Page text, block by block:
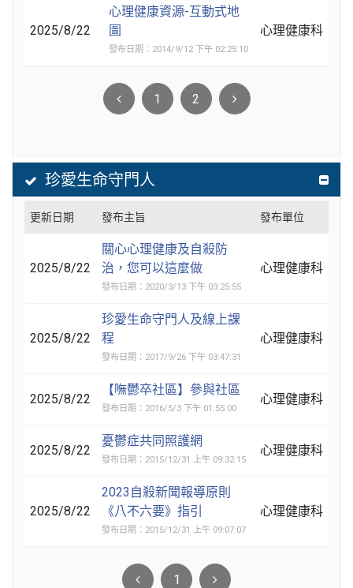
2025/8/22
心理健康資源-互動式地
圖
發布日期：2014/9/12 下午 02:25:10
心理健康科
1 2
珍愛生命守門人
更新日期 發布主旨 發布單位
2025/8/22
關心心理健康及自殺防
治，您可以這麼做
發布日期：2020/3/13 下午 03:25:55
心理健康科
2025/8/22
珍愛生命守門人及線上課
程
發布日期：2017/9/26 下午 03:47:31
心理健康科
2025/8/22
【嘸鬱卒社區】參與社區
發布日期：2016/5/3 下午 01:55:00
心理健康科
2025/8/22
憂鬱症共同照護網
發布日期：2015/12/31 上午 09:32:15
心理健康科
2025/8/22
2023自殺新聞報導原則
《八不六要》指引
發布日期：2015/12/31 上午 09:07:07
心理健康科
1